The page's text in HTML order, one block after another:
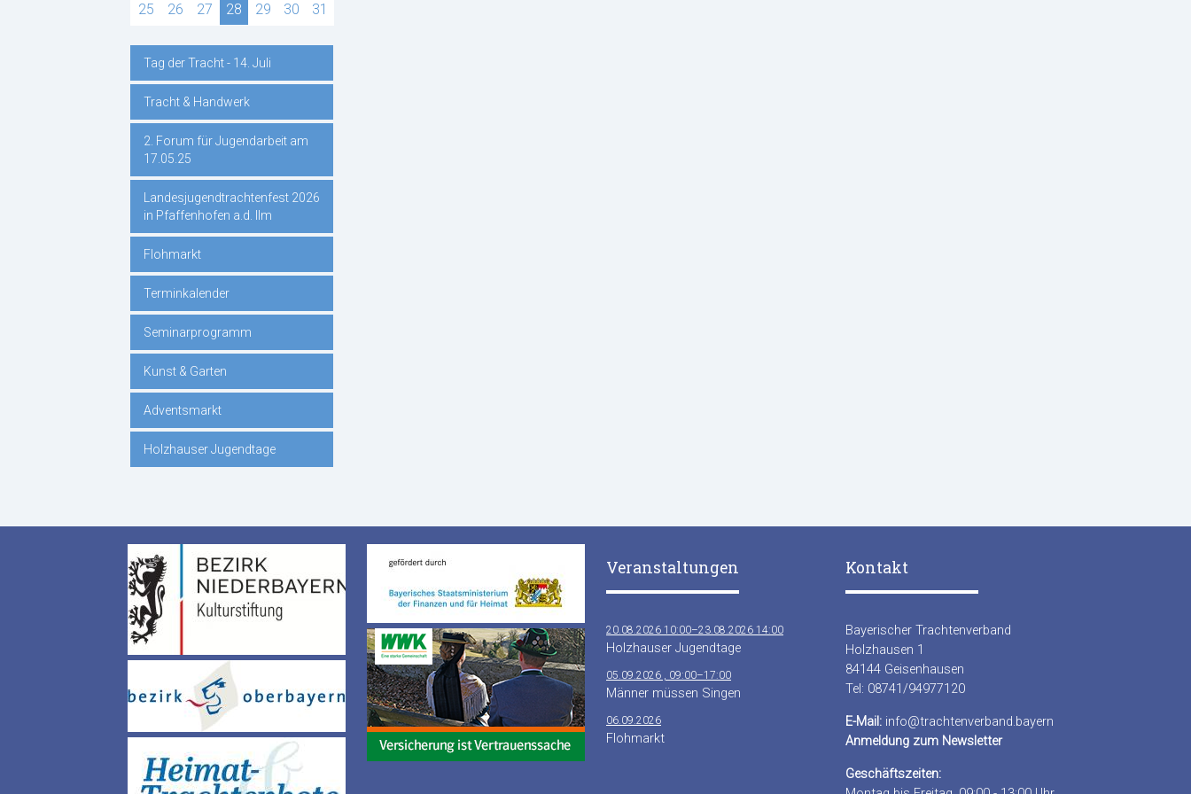
25
26 27 28 29 30 31
Navigation
überspringen
Tag der Tracht - 14. Juli
Tracht & Handwerk
2. Forum für Jugendarbeit am
17.05.25
Landesjugendtrachtenfest 2026
in Pfaffenhofen a.d. Ilm
Flohmarkt
Terminkalender
Seminarprogramm
Kunst & Garten
Adventsmarkt
Holzhauser Jugendtage
Veranstaltungen
20.08.2026 10:00–23.08.2026 14:00
Holzhauser Jugendtage
05.09.2026 , 09:00–17:00
Männer müssen Singen
06.09.2026
Flohmarkt
Kontakt
Bayerischer Trachtenverband
Holzhausen 1
84144 Geisenhausen
Tel: 08741/94977120
E-Mail: info@trachtenverband.bayern
Anmeldung zum Newsletter
Geschäftszeiten: